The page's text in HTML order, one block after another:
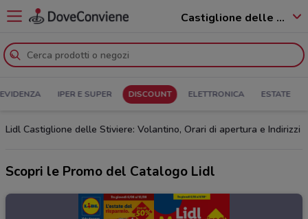
Castiglione delle Stiviere - 46043
IPER E SUPER DISCOUNT ELETTRONICA ESTATE
Lidl Castiglione delle Stiviere: Volantino, Orari di apertura e Indirizzi
Scopri le Promo del Catalogo Lidl